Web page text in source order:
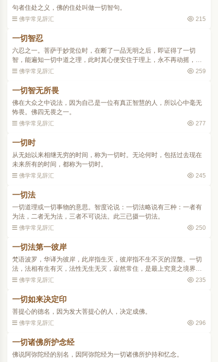
句者住处之义，佛的住处叫做一切智句。
佛学常见辞汇 215
一切智忍
六忍之一。菩萨于妙觉位时，在断了一品无明之后，即证得了一切
智，能遍知一切中道之理，此时其心便安住于理上，永不再动摇，叫
做一切智忍。忍就是把心安住于理上永不再动摇的意思。..
佛学常见辞汇 259
一切智无所畏
佛在大众之中说法，因为自己是一位有真正智慧的人，所以心中毫无
怖畏。佛四无畏之一。
佛学常见辞汇 277
一切时
从无始以来相继无穷的时间，称为一切时。无论何时，包括过去现在
未来所有的时间，都称为一切时。
佛学常见辞汇 245
一切法
一切道理或一切事物的意思。智度论说：一切法略说有三种：一者有
为法，二者无为法，三者不可说法。此三已摄一切法。
佛学常见辞汇 250
一切法第一彼岸
梵语波罗，华译为彼岸，此岸指生灭，彼岸指不生不灭的涅槃。一切
法，法相有生有灭，法性无生无灭，寂然常住，是最上究竟之境界，
与涅槃相应，故称一切法第一彼岸。..
佛学常见辞汇 235
一切如来决定印
菩提心的德名，因为发大菩提心的人，决定成佛。
佛学常见辞汇 296
一切诸佛所护念经
佛说阿弥陀经的别名，因阿弥陀经为一切诸佛所护持和忆念。